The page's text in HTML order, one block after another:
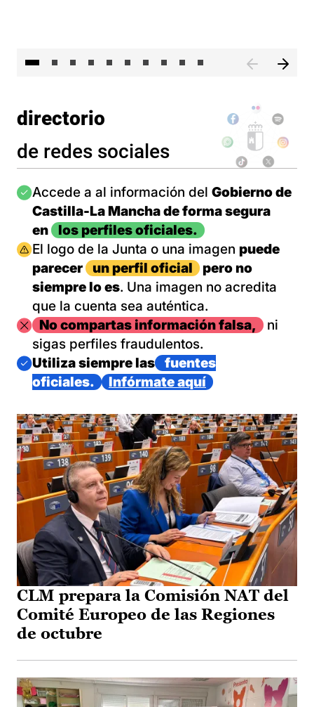
directorio
de redes sociales
Imagen
Accede a al información del Gobierno de
Castilla-La Mancha de forma segura
en
los perfiles oficiales.
Imagen
El logo de la Junta o una imagen puede
parecer
un perfil oficial
pero no
siempre lo es. Una imagen no acredita
que la cuenta sea auténtica.
ImagenNo compartas información falsa,
ni
sigas perfiles fraudulentos.
Imagen
Utiliza siempre las
fuentes
oficiales.
Infórmate aquí
CLM prepara la Comisión NAT del
Comité Europeo de las Regiones
de octubre